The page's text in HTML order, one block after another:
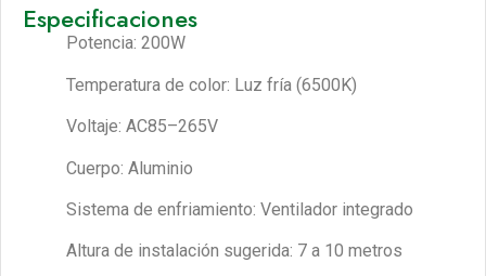
Especificaciones
Potencia: 200W
Temperatura de color: Luz fría (6500K)
Voltaje: AC85–265V
Cuerpo: Aluminio
Sistema de enfriamiento: Ventilador integrado
Altura de instalación sugerida: 7 a 10 metros